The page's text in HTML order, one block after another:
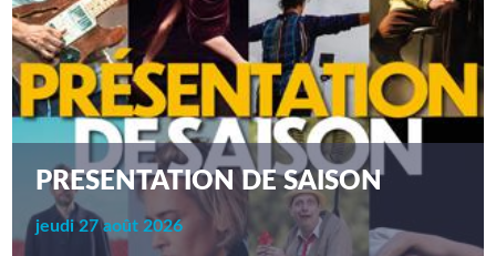
PRESENTATION DE SAISON
jeudi 27 août 2026